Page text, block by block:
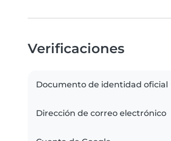
Verificaciones
Documento de identidad oficial
Dirección de correo electrónico